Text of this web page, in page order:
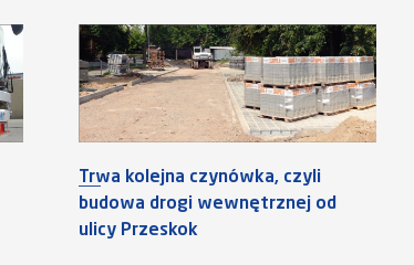
Trwa kolejna czynówka, czyli
budowa drogi wewnętrznej od
ulicy Przeskok